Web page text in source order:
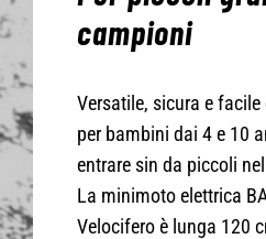
campioni
Versatile, sicura e
per bambini dai 4 e 10
entrare sin da piccoli
La minimoto elettrica
Velocifero è lunga 120